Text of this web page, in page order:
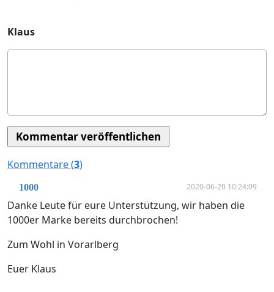
Klaus
Kommentare (3)
1000 2020-06-20 10:24:09
Danke Leute für eure Unterstützung, wir haben die
1000er Marke bereits durchbrochen!
Zum Wohl in Vorarlberg
Euer Klaus